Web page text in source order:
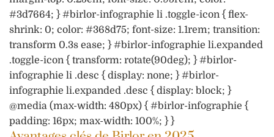
#3d7664; } #birlor-infographie li .toggle-icon { flex-
shrink: 0; color: #368d75; font-size: 1.1rem; transition:
transform 0.3s ease; } #birlor-infographie li.expanded
.toggle-icon { transform: rotate(90deg); } #birlor-
infographie li .desc { display: none; } #birlor-
infographie li.expanded .desc { display: block; }
@media (max-width: 480px) { #birlor-infographie {
padding: 16px; max-width: 100%; } }